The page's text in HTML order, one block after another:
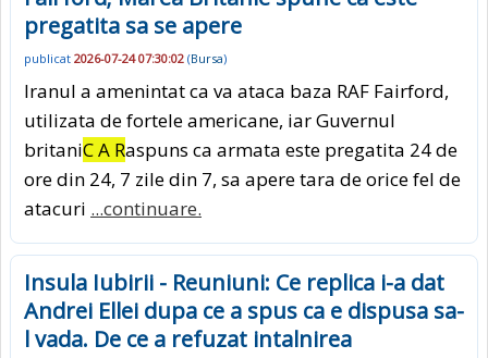
pregatita sa se apere
publicat 2026-07-24 07:30:02 (Bursa)
Iranul a amenintat ca va ataca baza RAF Fairford,
utilizata de fortele americane, iar Guvernul
britaniC A Raspuns ca armata este pregatita 24 de
ore din 24, 7 zile din 7, sa apere tara de orice fel de
atacuri ...continuare.
Insula Iubirii - Reuniuni: Ce replica i-a dat
Andrei Ellei dupa ce a spus ca e dispusa sa-
l vada. De ce a refuzat intalnirea